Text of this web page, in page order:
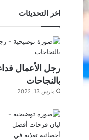
اخر التحديثات
رجل الأعمال
بالنجاحات
مارس 13, 2022